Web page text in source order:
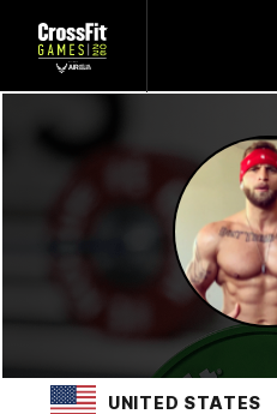
UNITED STATES